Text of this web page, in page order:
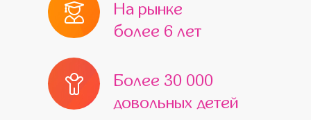
На рынке
более 6 лет
Более 30 000
довольных детей